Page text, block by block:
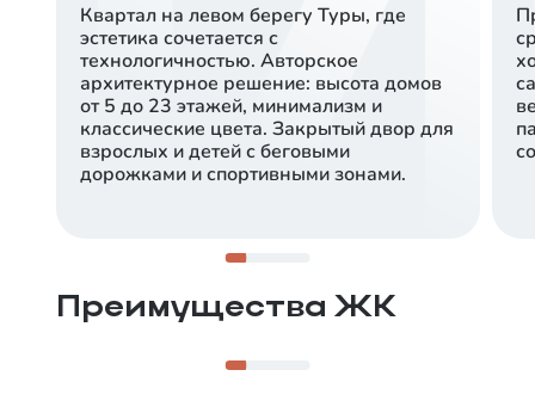
Квартал на левом берегу Туры, где
эстетика сочетается с
технологичностью. Авторское
архитектурное решение: высота домов
от 5 до 23 этажей, минимализм и
классические цвета. Закрытый двор для
взрослых и детей с беговыми
дорожками и спортивными зонами.
Преимущества ЖК
Сердце развивающегося 5-го Заречного